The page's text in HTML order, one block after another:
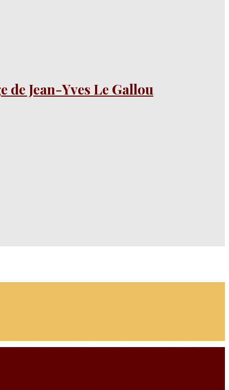
Jean-Yves Le Gallou